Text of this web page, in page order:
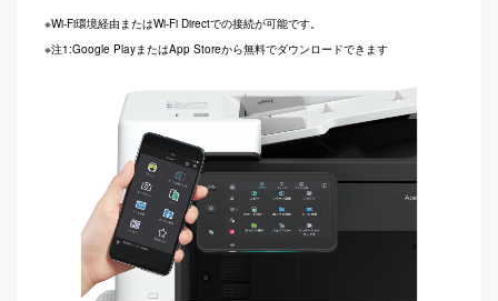
※Wi-Fi環境経由またはWi-Fi Directでの接続が可能です。
※注1:Google PlayまたはApp Storeから無料でダウンロードできます